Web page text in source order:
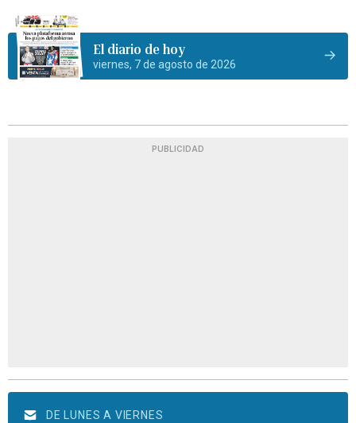
El diario de hoy
viernes, 7 de agosto de 2026
PUBLICIDAD
DE LUNES A VIERNES